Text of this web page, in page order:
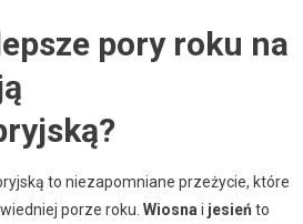
pory roku na
to niezapomniane przeżycie, które
porze roku. Wiosna i jesień to